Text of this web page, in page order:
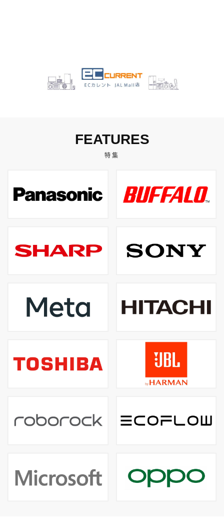
FEATURES
特集